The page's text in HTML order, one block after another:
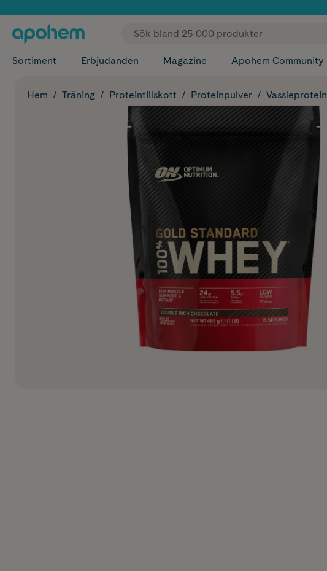
✓ Fri frakt
Sortiment Erbjudanden Magazine Apohem Community
Hem Träning Proteintillskott Proteinpulver Vassleprotein